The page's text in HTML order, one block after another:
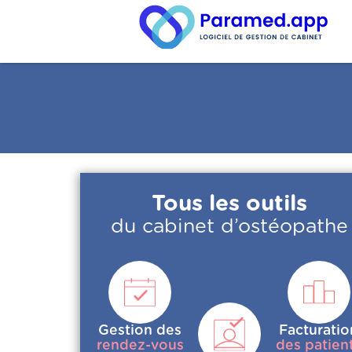
Tous les outils
du cabinet d’ostéopathe
Gestion des
rendez-vous
des